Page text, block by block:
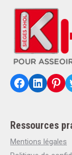
Facebook LinkedIn Pinterest Twitter
Ressources
Mentions légales